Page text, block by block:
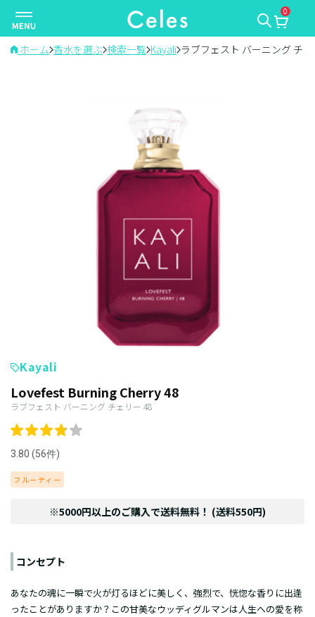
ナ
ビ
ゲ
0
ホーム 香水を選ぶ 検索一覧 Kayali ラブフェスト バーニング チェ
Kayali
Lovefest Burning Cherry 48
ラブフェスト バーニング チェリー 48
3.80 (56件)
フルーティー
※5000円以上のご購入で送料無料！ (送料550円)
コンセプト
あなたの魂に一瞬で火が灯るほどに美しく、強烈で、恍惚な香りに出逢
ったことがありますか？この甘美なウッディグルマンは人生への愛を称